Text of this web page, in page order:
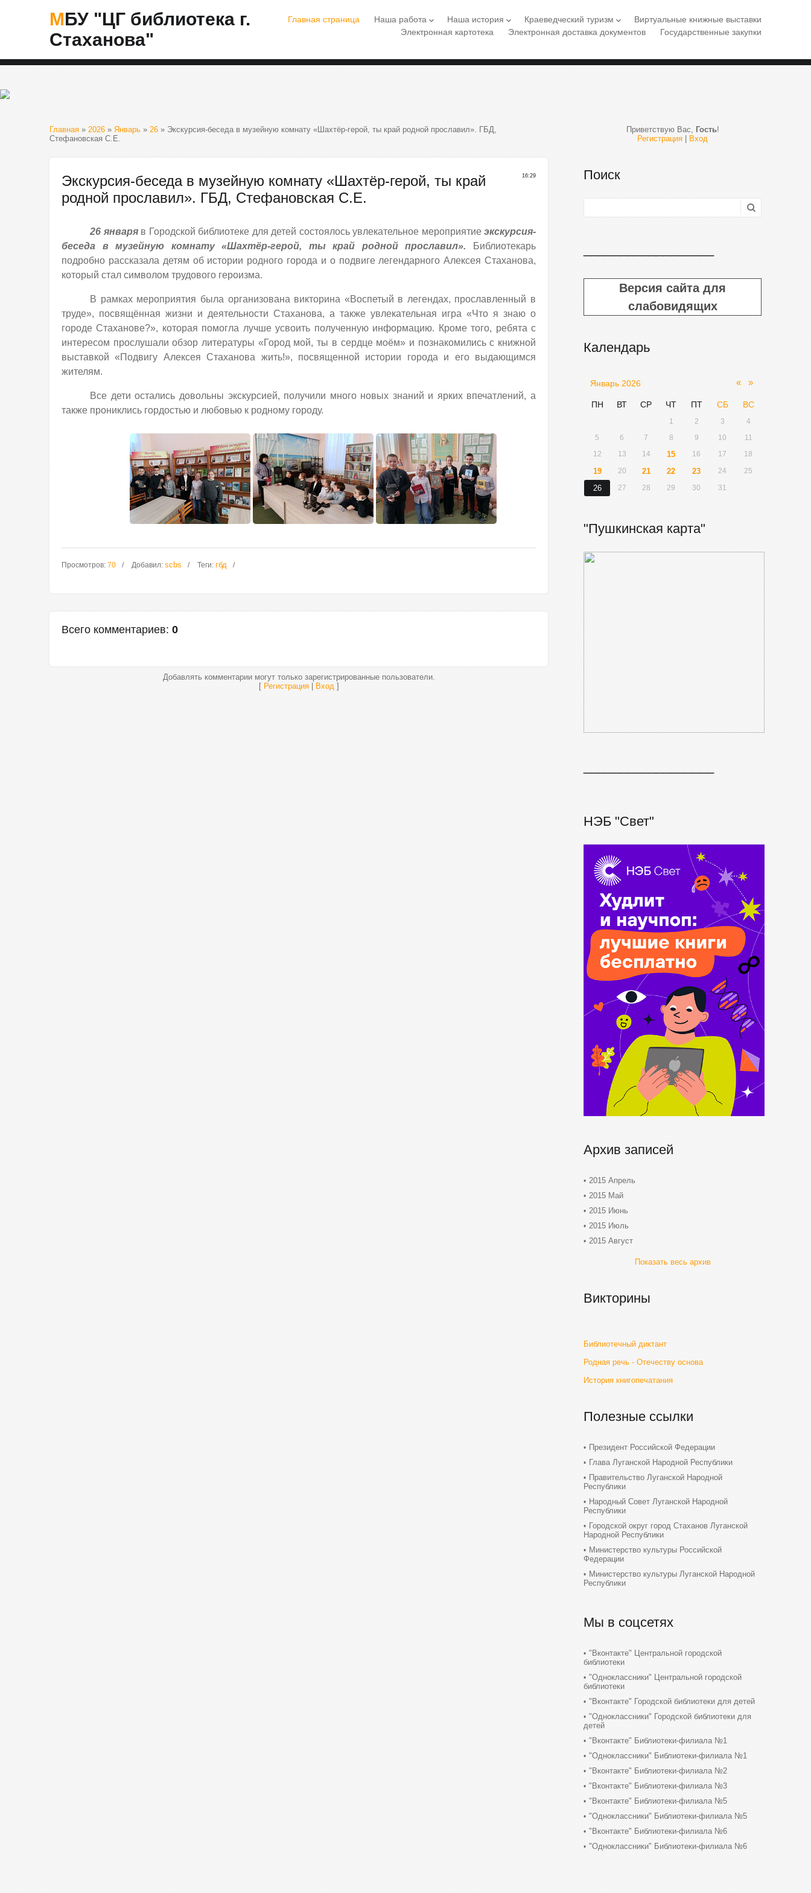
МБУ "ЦГ библиотека г.
Стаханова"
Главная страница Наша работа keyboard_arrow_down Наша история keyboard_arrow_down Краеведческий туризм keyboard_arrow_down
Виртуальные книжные выставки
Электронная картотека
Электронная доставка документов Государственные закупки
Главная » 2026 » Январь » 26 » Экскурсия-беседа в музейную комнату «Шахтёр-герой, ты край родной прославил». ГБД,
Стефановская С.Е.
16:29
Экскурсия-беседа в музейную комнату «Шахтёр-герой, ты край
родной прославил». ГБД, Стефановская С.Е.
26 январяв Городской библиотеке для детей состоялось увлекательное мероприятиеэкскурсия-
беседа в музейную комнату «Шахтёр-герой, ты край родной
прославил».
Библиотекарь
подробно рассказала детям об истории родного города и о подвиге легендарного Алексея Стаханова,
который стал символом трудового героизма.
В рамках мероприятия была организована викторина «Воспетый в легендах, прославленный в
труде», посвящённая жизни и деятельности Стаханова, а также увлекательная игра «Что я знаю о
городе Стаханове?», которая помогла лучше усвоить полученную информацию. Кроме того, ребята с
интересом прослушали обзор литературы «Город мой, ты в сердце моём» и познакомились с книжной
выставкой «Подвигу Алексея Стаханова жить!», посвященной истории города и его выдающимся
жителям.
Все дети остались довольны экскурсией, получили много новых знаний и ярких впечатлений, а
также прониклись гордостью и любовью к родному городу.
Просмотров: 70 Добавил: scbs Теги: гбд
Всего комментариев: 0
Добавлять комментарии могут только зарегистрированные пользователи.
[ Регистрация| Вход]
Приветствую Вас, Гость!
Регистрация
Вход
Поиск
Версия сайта для
слабовидящих
Календарь
«
Январь 2026 »
ПН ВТ СР ЧТ ПТ СБ ВС
1 2 3
4
5
6 7 8 9 10
11
12
13 14 15 16 17 18
19 20 21 22 23 24 25
26 27 28 29 30 31
"Пушкинская карта"
НЭБ "Свет"
Архив записей
2015 Апрель
2015 Май
2015 Июнь
2015 Июль
2015 Август
Показать весь архив
Викторины
Библиотечный диктант
Родная речь - Отечеству основа
История книгопечатания
Полезные ссылки
Президент Российской Федерации
Глава Луганской Народной Республики
Правительство Луганской Народной
Республики
Народный Совет Луганской Народной
Республики
Городской округ город Стаханов Луганской
Народной Республики
Министерство культуры Российской
Федерации
Министерство культуры Луганской Народной
Республики
Мы в соцсетях
"Вконтакте" Центральной городской
библиотеки
"Одноклассники" Центральной городской
библиотеки
"Вконтакте" Городской библиотеки для детей
"Одноклассники" Городской библиотеки для
детей
"Вконтакте" Библиотеки-филиала №1
"Одноклассники" Библиотеки-филиала №1
"Вконтакте" Библиотеки-филиала №2
"Вконтакте" Библиотеки-филиала №3
"Вконтакте" Библиотеки-филиала №5
"Одноклассники" Библиотеки-филиала №5
"Вконтакте" Библиотеки-филиала №6
"Одноклассники" Библиотеки-филиала №6